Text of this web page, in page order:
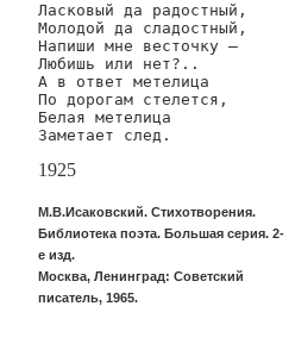
Ласковый да радостный,
Молодой да сладостный,
Напиши мне весточку —
Любишь или нет?..
А в ответ метелица
По дорогам стелется,
Белая метелица
Заметает след.
1925
М.В.Исаковский. Стихотворения.
Библиотека поэта. Большая серия. 2-
е изд.
Москва, Ленинград: Советский
писатель, 1965.